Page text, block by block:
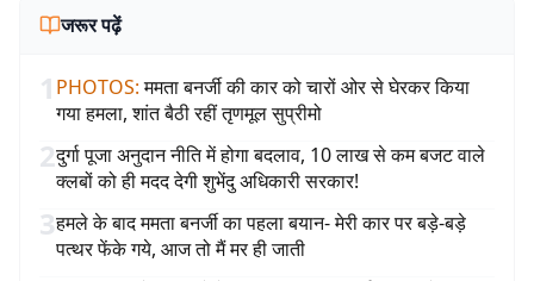
जरूर पढ़ें
1 PHOTOS: ममता बनर्जी की कार को चारों ओर से घेरकर किया
गया हमला, शांत बैठी रहीं तृणमूल सुप्रीमो
2दुर्गा पूजा अनुदान नीति में होगा बदलाव, 10 लाख से कम बजट वाले
क्लबों को ही मदद देगी शुभेंदु अधिकारी सरकार!
3हमले के बाद ममता बनर्जी का पहला बयान- मेरी कार पर बड़े-बड़े
पत्थर फेंके गये, आज तो मैं मर ही जाती